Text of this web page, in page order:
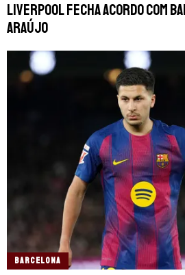
Liverpool fecha acordo com
Araújo
BARCELONA